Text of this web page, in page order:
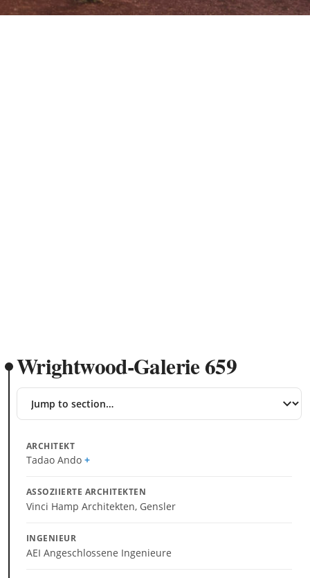
Wrightwood-Galerie 659
Jump
section
ARCHITEKT
Tadao Ando
ASSOZIIERTE ARCHITEKTEN
Vinci Hamp Architekten, Gensler
INGENIEUR
AEI Angeschlossene Ingenieure